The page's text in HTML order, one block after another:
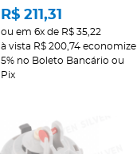
R$ 211,31
ou em6x de R$ 35,22
à vista R$ 200,74 economize
5% no Boleto Bancário ou
Pix